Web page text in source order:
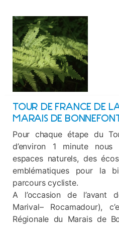
TOUR DE FRANCE DE
MARAIS DE
Pour chaque étape du
d’environ 1 minute
espaces naturels, des
emblématiques pour la
parcours cycliste.
A l’occasion de l’avant
Marival– Rocamadour),
Régionale du Marais de